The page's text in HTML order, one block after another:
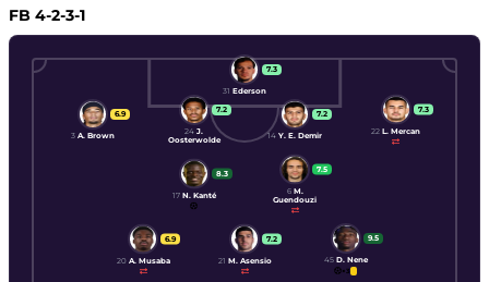
FB 4-2-3-1
7.3
31 Ederson
7.3
22 L. Mercan
7.2
14 Y. E. Demir
7.2
24 J.
Oosterwolde
6.9
3 A. Brown
7.5
6 M.
Guendouzi
8.3
17 N. Kanté
9.5
45 D. Nene
×3
7.2
21 M. Asensio
6.9
20 A. Musaba